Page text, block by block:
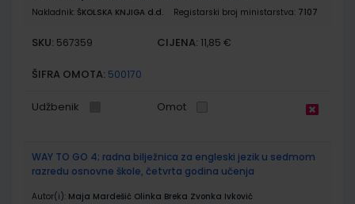
Nakladnik: ŠKOLSKA KNJIGA d.d. Registarski broj ministarstva: 7107
SKU: 567359 CIJENA: 11,85 €
ŠIFRA OMOTA: 500170
Udžbenik Omot
WAY TO GO 4; radna bilježnica za engleski jezik u sedmom
razredu osnovne škole, četvrta godina učenja
Autor(i): Maja Mardešić Olinka Breka Zvonka Ivković